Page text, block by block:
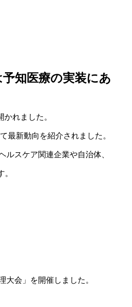
知医療の実装にあ
れました。
最新動向を紹介されました。
スケア関連企業や自治体、
会」を開催しました。